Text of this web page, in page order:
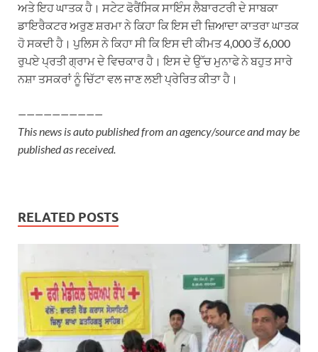
ਅਤੇ ਇਹ ਘਾਤਕ ਹੈ। ਸਟੇਟ ਫੋਰੈਂਸਿਕ ਸਾਇੰਸ ਲੈਬਾਰਟਰੀ ਦੇ ਸਾਬਕਾ
ਡਾਇਰੈਕਟਰ ਅਰੁਣ ਸ਼ਰਮਾ ਨੇ ਕਿਹਾ ਕਿ ਇਸ ਦੀ ਜ਼ਿਆਦਾ ਕਾਤਰਾ ਘਾਤਕ
ਹੋ ਸਕਦੀ ਹੈ। ਪੁਲਿਸ ਨੇ ਕਿਹਾ ਸੀ ਕਿ ਇਸ ਦੀ ਕੀਮਤ 4,000 ਤੋਂ 6,000
ਰੁਪਏ ਪ੍ਰਤੀ ਗ੍ਰਾਮ ਦੇ ਵਿਚਕਾਰ ਹੈ। ਇਸ ਦੇ ਉੱਚ ਮੁਨਾਫੇ ਨੇ ਬਹੁਤ ਸਾਰੇ
ਨਸ਼ਾ ਤਸਕਰਾਂ ਨੂੰ ਚਿੱਟਾ ਵਲ ਜਾਣ ਲਈ ਪ੍ਰੇਰਿਤ ਕੀਤਾ ਹੈ।
——————————
This news is auto published from an agency/source and may be
published as received.
RELATED POSTS